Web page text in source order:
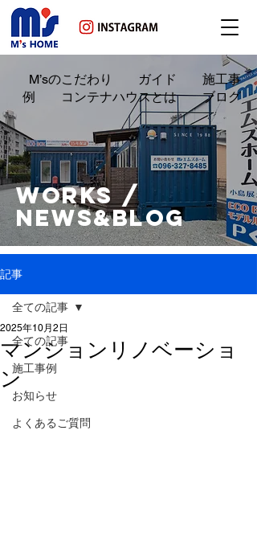
M’sのこだわり ガイド 施工事
例 コンテナハウスとは ブログ
WORKS /
NEWS&BLOG
記事
全ての記事
施工事例
お知らせ
よくあるご質問
全ての記事
マンションリノベーショ
ン
2025年10月2日